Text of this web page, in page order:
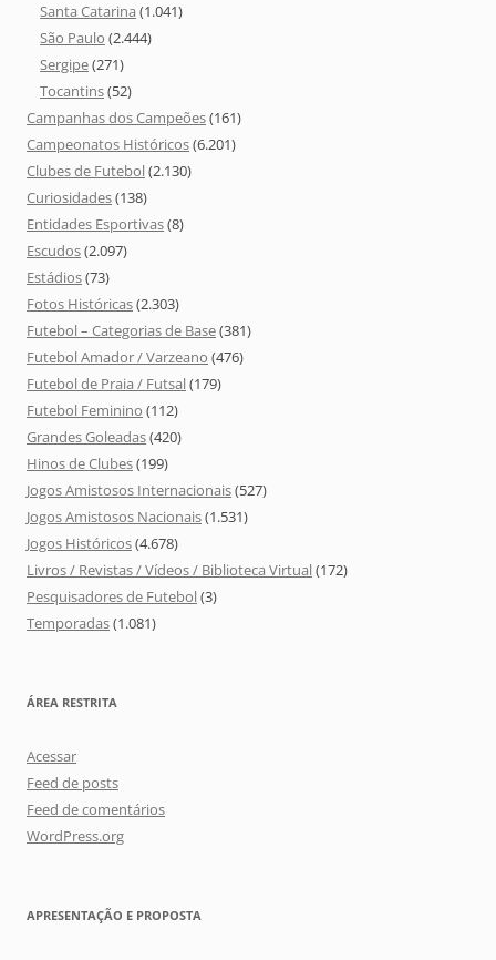
Santa Catarina (1.041)
São Paulo (2.444)
Sergipe(271)
Tocantins(52)
Campanhas dos Campeões(161)
Campeonatos Históricos(6.201)
Clubes de Futebol(2.130)
Curiosidades(138)
Entidades Esportivas(8)
Escudos(2.097)
Estádios(73)
Fotos Históricas(2.303)
Futebol – Categorias de Base(381)
Futebol Amador / Varzeano (476)
Futebol de Praia / Futsal(179)
Futebol Feminino (112)
Grandes Goleadas(420)
Hinos de Clubes(199)
Jogos Amistosos Internacionais(527)
Jogos Amistosos Nacionais(1.531)
Jogos Históricos(4.678)
Livros / Revistas / Vídeos / Biblioteca Virtual(172)
Pesquisadores de Futebol(3)
Temporadas(1.081)
ÁREA RESTRITA
Acessar
Feed de posts
Feed de comentários
WordPress.org
APRESENTAÇÃO E PROPOSTA